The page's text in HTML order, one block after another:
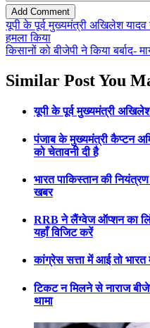
यूपी के पूर्व मुख्यमंत्री अखिलेश
हमला किया
किसानों को बीजेपी ने किया बर्बाद-
Similar Post You
यूपी के पूर्व मुख्यमंत्री
पंजाब के मुख्यमंत्री कैप्टन
को चेतावनी दी है
भारत पाकिस्तान की
खबर
RRB ने लैंग्वेज ऑप्शन का
यहाँ विजिट करें
कांग्रेस सत्ता में आई तो भारत
टिकट न मिलने से नाराज
थामा